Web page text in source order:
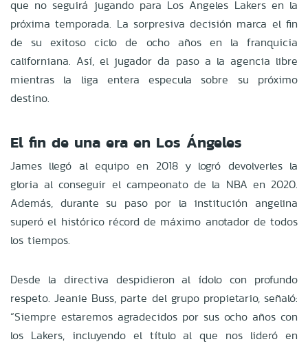
que no seguirá jugando para Los Angeles Lakers en la
próxima temporada. La sorpresiva decisión marca el fin
de su exitoso ciclo de ocho años en la franquicia
californiana. Así, el jugador da paso a la agencia libre
mientras la liga entera especula sobre su próximo
destino.
El fin de una era en Los Ángeles
James llegó al equipo en 2018 y logró devolverles la
gloria al conseguir el campeonato de la NBA en 2020.
Además, durante su paso por la institución angelina
superó el histórico récord de máximo anotador de todos
los tiempos.
Desde la directiva despidieron al ídolo con profundo
respeto. Jeanie Buss, parte del grupo propietario, señaló:
“Siempre estaremos agradecidos por sus ocho años con
los Lakers, incluyendo el título al que nos lideró en